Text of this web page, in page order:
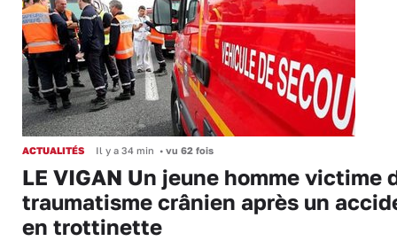
ACTUALITÉS Il y a 34 min • vu 62 fois
LE VIGAN Un jeune homme victime
traumatisme crânien après un
en trottinette